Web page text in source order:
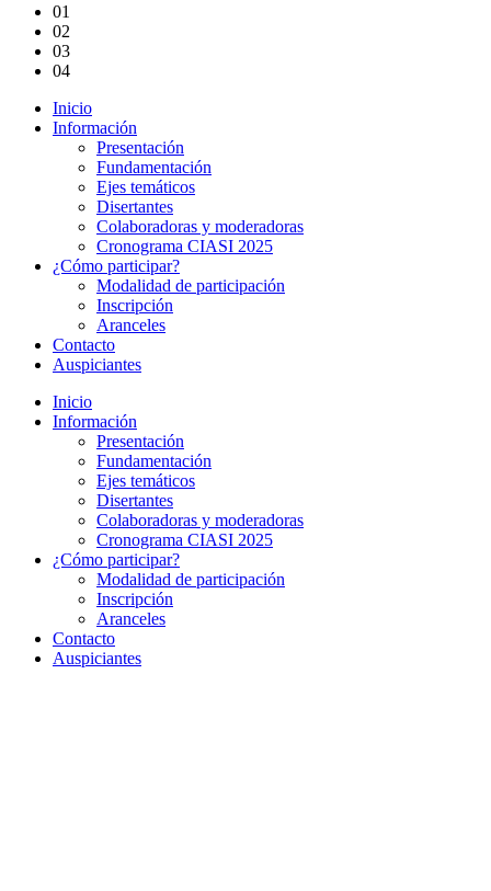
01
02
03
04
Inicio
Información
Presentación
Fundamentación
Ejes temáticos
Disertantes
Colaboradoras y moderadoras
Cronograma CIASI 2025
¿Cómo participar?
Modalidad de participación
Inscripción
Aranceles
Contacto
Auspiciantes
Inicio
Información
Presentación
Fundamentación
Ejes temáticos
Disertantes
Colaboradoras y moderadoras
Cronograma CIASI 2025
¿Cómo participar?
Modalidad de participación
Inscripción
Aranceles
Contacto
Auspiciantes